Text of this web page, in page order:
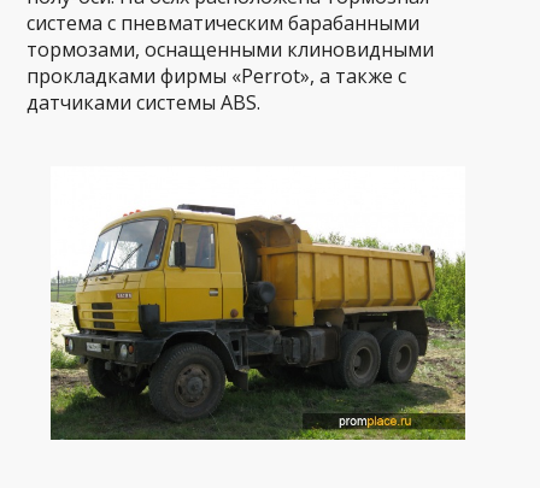
система с пневматическим барабанными
тормозами, оснащенными клиновидными
прокладками фирмы «Perrot», а также с
датчиками системы ABS.